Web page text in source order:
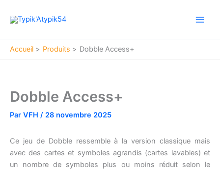
Accueil Produits Dobble Access+
Dobble Access+
Par VFH / 28 novembre 2025
Ce jeu de Dobble ressemble à la version classique mais
avec des cartes et symboles agrandis (cartes lavables) et
un nombre de symboles plus ou moins réduit selon le